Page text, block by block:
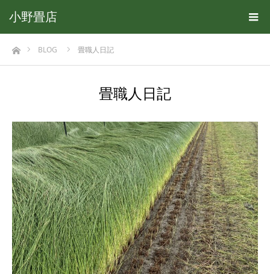
小野畳店
ホームBLOG 畳職人日記
畳職人日記